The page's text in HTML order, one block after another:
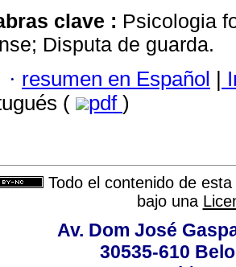
clave : Psicologia
Disputa de guarda.
· resumen en Español |
(
pdf )
Todo el contenido de
bajo una
Av. Dom José
30535-610